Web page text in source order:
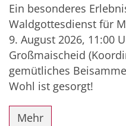
Ein besonderes
Waldgottesdienst für
9. August 2026, 11:00
Großmaischeid
gemütliches
Wohl ist gesorgt!
Mehr